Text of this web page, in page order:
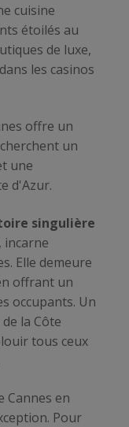
cuisine
étoilés au
de luxe,
les casinos
offre un
un
une
d'Azur.
singulière
, incarne
Elle demeure
offrant un
occupants. Un
la Côte
tous ceux
Cannes en
Pour